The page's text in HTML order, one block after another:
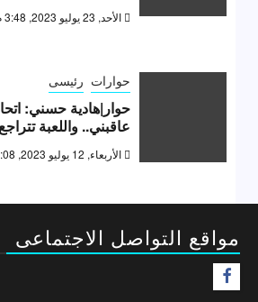
الأحد, 23 يوليو 2023, 3:48 م
حوارات رئيسى
حوار|هادية حسني:
عاقبني.. واللعبة تتراجع
الأربعاء, 12 يوليو 2023, 4:08 م
مواقع التواصل الاجتماعى